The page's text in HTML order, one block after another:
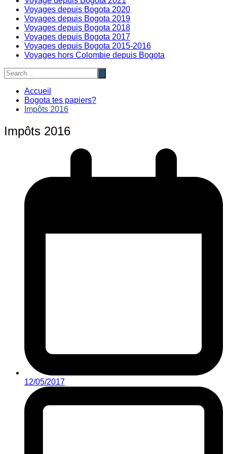
Voyages depuis Bogota 2020
Voyages depuis Bogota 2019
Voyages depuis Bogota 2018
Voyages depuis Bogota 2017
Voyages depuis Bogota 2015-2016
Voyages hors Colombie depuis Bogota
Accueil
Bogota tes papiers?
Impôts 2016
Impôts 2016
12/05/2017